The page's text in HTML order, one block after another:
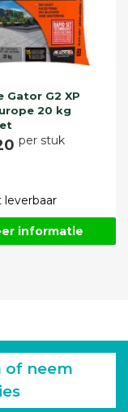
Gator G2 XP
20 kg
per stuk
leverbaar
informatie
of neem